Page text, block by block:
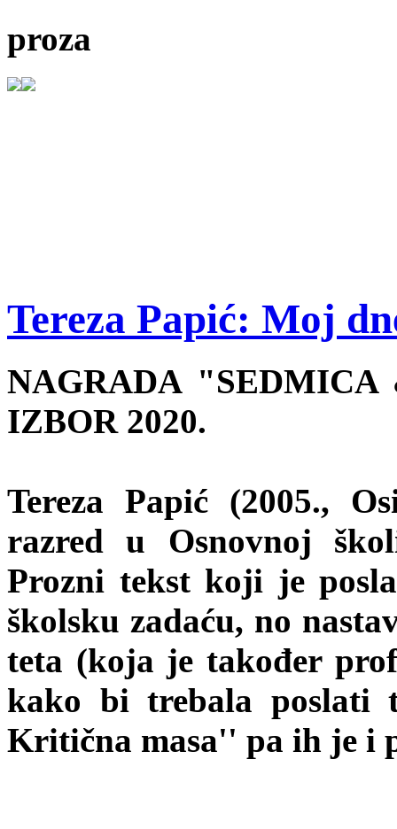
proza
Tereza Papić: Moj
NAGRADA
IZBOR 2020.
Tereza Papić (2005.,
razred u Osnovnoj
Prozni tekst koji je
školsku zadaću, no
teta (koja je također
kako bi trebala poslati
Kritična masa'' pa ih je i